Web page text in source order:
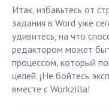
Итак, избавьтесь от
задания в Word уже
удивитесь, на что
редактором может
процессом, который
целей. ¡Не бойтесь
вместе с Workzilla!